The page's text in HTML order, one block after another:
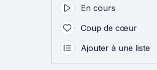
En cours
Coup de cœur
Ajouter à une liste